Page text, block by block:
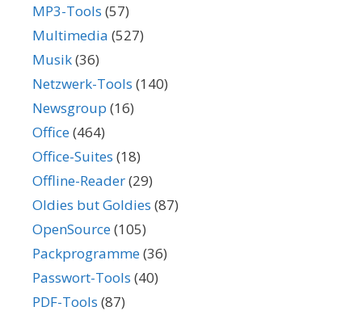
MP3-Tools (57)
Multimedia (527)
Musik(36)
Netzwerk-Tools (140)
Newsgroup (16)
Office(464)
Office-Suites (18)
Offline-Reader(29)
Oldies but Goldies (87)
OpenSource(105)
Packprogramme(36)
Passwort-Tools (40)
PDF-Tools (87)